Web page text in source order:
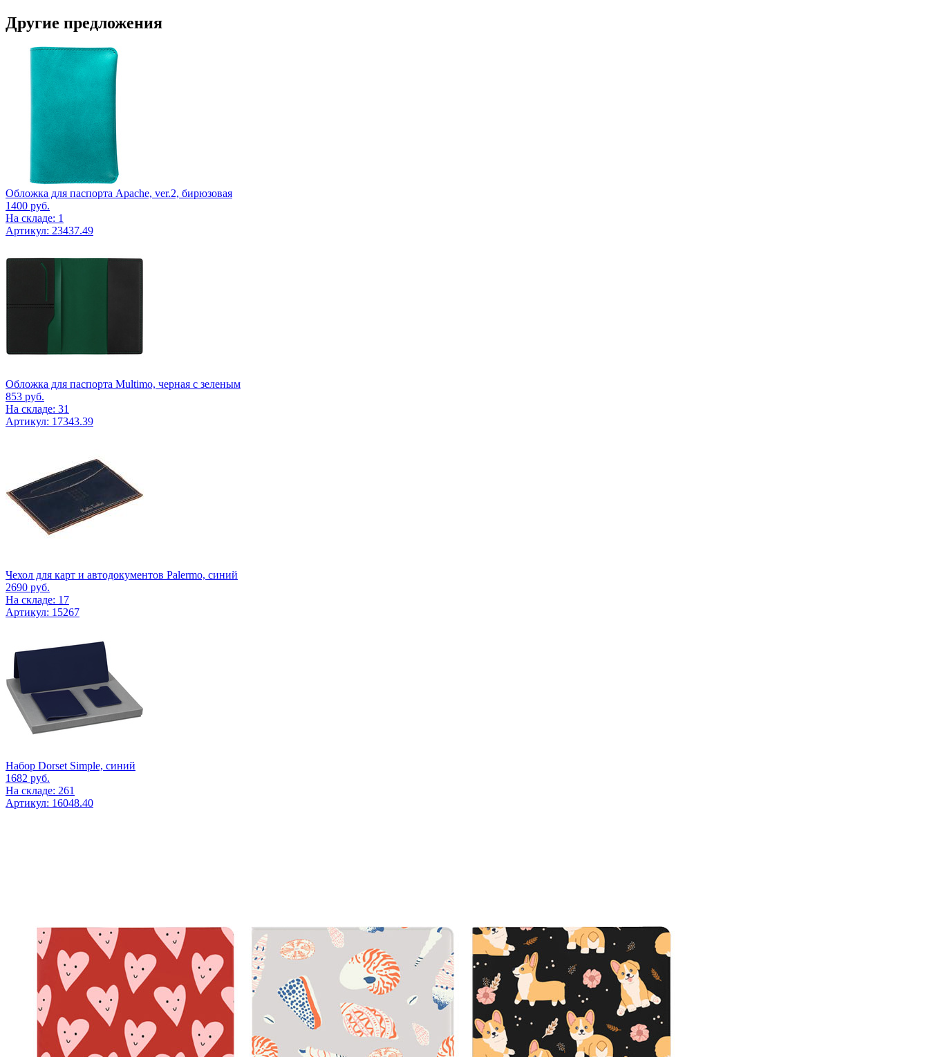
Другие предложения
Обложка для паспорта Apache, ver.2, бирюзовая
1400 руб.
На складе: 1
Артикул: 23437.49
Обложка для паспорта Multimo, черная с зеленым
853 руб.
На складе: 31
Артикул: 17343.39
Чехол для карт и автодокументов Palermo, синий
2690 руб.
На складе: 17
Артикул: 15267
Набор Dorset Simple, синий
1682 руб.
На складе: 261
Артикул: 16048.40